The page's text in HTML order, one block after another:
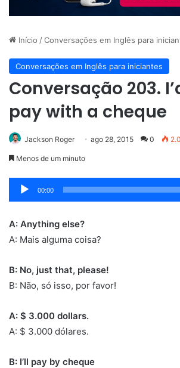
Início /Conversações em Inglês para
Conversações em Inglês para iniciantes
Conversação 203.
pay with a cheque
Jackson Roger ago 28, 2015 0
Menos de um minuto
Tocador
de
00:00
A: Anything else?
A: Mais alguma coisa?
B: No, just that, please!
B: Não, só isso, por favor!
A: $ 3.000 dollars.
A: $ 3.000 dólares.
B: I’ll pay by cheque